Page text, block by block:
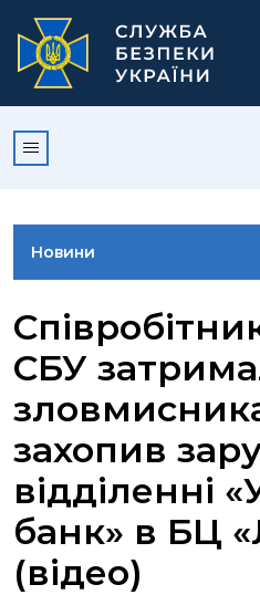
Новини
ВІДЕОГАЛЕРЕЯ
КОНТАКТИ ПРЕСЦЕНТРУ
СБУ
захопив
відділенні
банк» в БЦ
(відео)